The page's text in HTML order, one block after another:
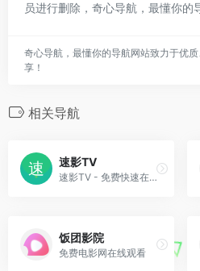
员进行删除，奇心导航，最懂你的
奇心导航，最懂你的导航网站致力于优
享！
相关导航
速影TV
速影TV - 免费快速在线电影网
饭团影院
免费电影网在线观看